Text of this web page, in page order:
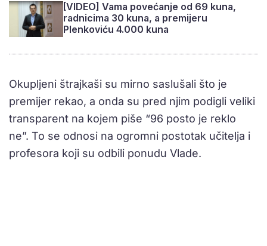
[VIDEO] Vama povećanje od 69 kuna,
radnicima 30 kuna, a premijeru
Plenkoviću 4.000 kuna
Okupljeni štrajkaši su mirno saslušali što je
premijer rekao, a onda su pred njim podigli veliki
transparent na kojem piše “96 posto je reklo
ne”. To se odnosi na ogromni postotak učitelja i
profesora koji su odbili ponudu Vlade.